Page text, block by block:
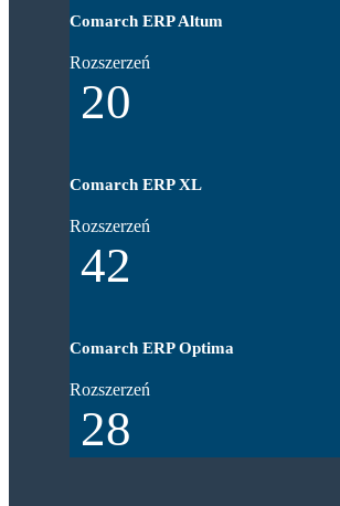
Comarch ERP Altum
Rozszerzeń
20
Comarch ERP XL
Rozszerzeń
42
Comarch ERP Optima
Rozszerzeń
28